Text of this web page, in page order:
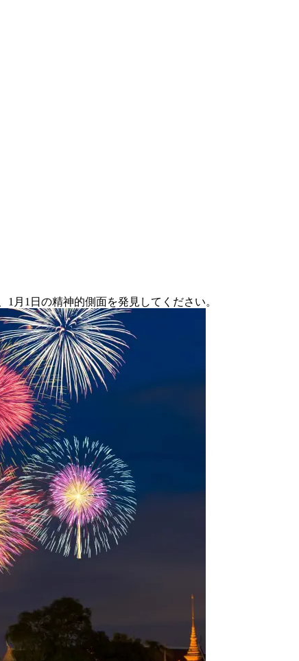
月1日の精神的側面を発見してください。